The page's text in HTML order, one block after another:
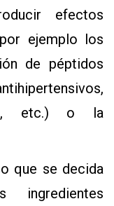
efectos
ejemplo los
de péptidos
etc.) o la
que se decida